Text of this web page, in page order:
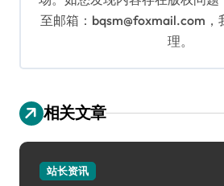
至邮箱：bqsm@foxmail.com，
理。
相关文章
站长资讯